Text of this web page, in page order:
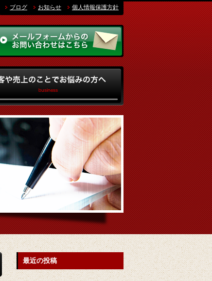
ブログ お知らせ 個人情報保護方針
最近の投稿